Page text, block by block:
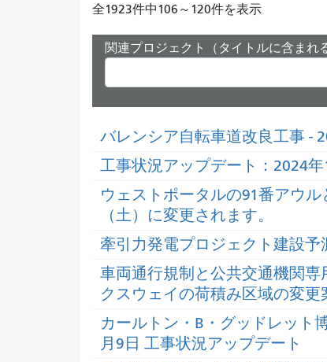
全1923件中106～120件を表示
関連プロジェクト（タイトルに含まれ
バレンシア自転車道改良工事 -
工事状況アップデート：2024年
ウェストポータルの91番アウ
（土）に変更されます。
牽引力発電プロジェクト建設予
車両通行規制と公共交通機関
クスウェイの荷積み区域の変
カールトン・B・グッドレット
月9日 工事状況アップデート